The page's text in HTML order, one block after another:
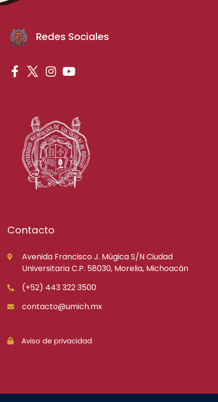
Redes Sociales
Contacto
Avenida Francisco J. Múgica S/N Ciudad
Universitaria C.P. 58030, Morelia, Michoacán
(+52) 443 322 3500
contacto@umich.mx
Aviso de privacidad